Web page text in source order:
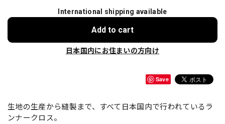
International shipping available
Add to cart
日本国内にお住まいの方向け
Save
生地の生産から縫製まで、すべて日本国内で行われているラ
ンナークロス。